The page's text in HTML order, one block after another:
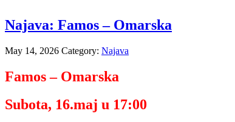
Najava: Famos – Omarska
May 14, 2026 Category: Najava
Famos – Omarska
Subota, 16.maj u 17:00